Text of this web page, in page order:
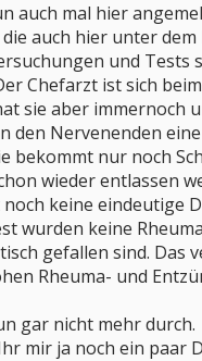
auch mal hier
auch hier unter
und Tests
Chefarzt ist sich
sie aber immernoch
den Nervenenden
bekommt nur noch
wieder entlassen
keine eindeutige
wurden keine
gefallen sind. Das
Rheuma- und
gar nicht mehr durch.
mir ja noch ein paar